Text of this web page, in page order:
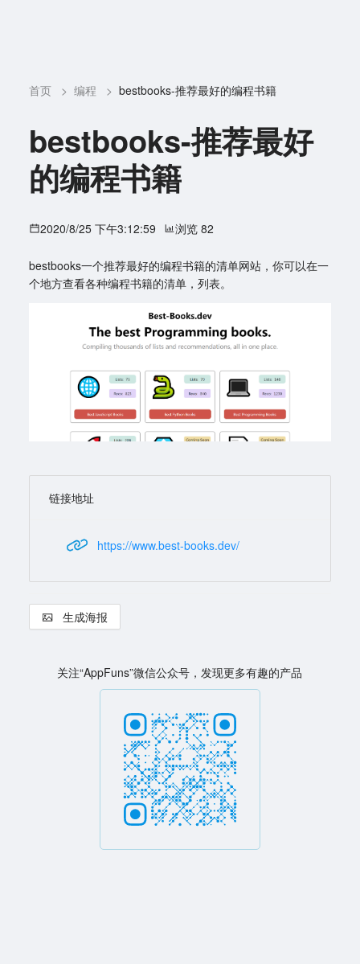
首页 > 编程 > bestbooks-推荐最好的编程书籍
bestbooks-推荐最好
的编程书籍
2020/8/25 下午3:12:59 浏览 82
bestbooks一个推荐最好的编程书籍的清单网站，你可以在一
个地方查看各种编程书籍的清单，列表。
链接地址
https://www.best-books.dev/
生成海报
关注“AppFuns”微信公众号，发现更多有趣的产品